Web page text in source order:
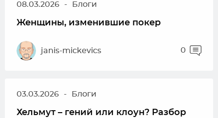
08.03.2026 - Блоги
Женщины, изменившие покер
janis-mickevics 0
03.03.2026 - Блоги
Хельмут – гений или клоун? Разбор